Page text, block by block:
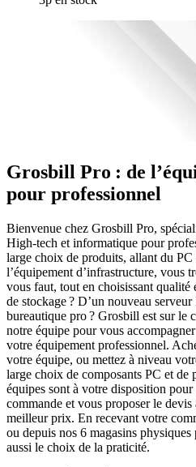
Grosbill Pro : de
pour professionnel
Bienvenue chez Grosbill Pro,
High-tech et informatique pour
large choix de produits, allant du
l’équipement d’infrastructure, vous
vous faut, tout en choisissant qualité
de stockage ? D’un nouveau
bureautique pro ? Grosbill est sur le
notre équipe pour vous
votre équipement professionnel.
votre équipe, ou mettez à niveau
large choix de composants PC et de
équipes sont à votre disposition
commande et vous proposer le devis
meilleur prix. En recevant votre
ou depuis nos 6 magasins
aussi le choix de la praticité.